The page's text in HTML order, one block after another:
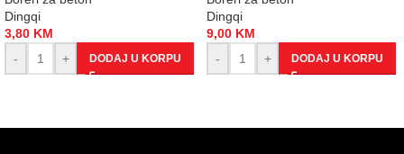
Dingqi
3,80 KM
-
+ DODAJ U KORPU
Dingqi
9,00 KM
-
+ DODAJ U KORPU